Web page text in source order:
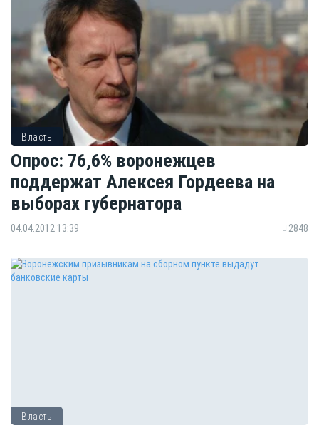
Власть
Опрос: 76,6% воронежцев
поддержат Алексея Гордеева на
выборах губернатора
04.04.2012 13:39 2848
Власть